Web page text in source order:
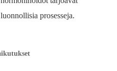
prosesseja.